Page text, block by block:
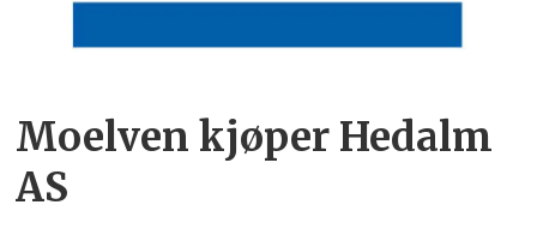
Moelven kjøper Hedalm
AS